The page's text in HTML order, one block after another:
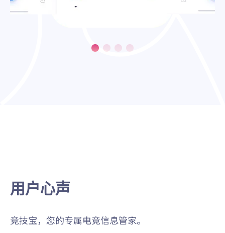
用户心声
竞技宝，您的专属电竞信息管家。